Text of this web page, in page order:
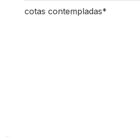
cotas contempladas*